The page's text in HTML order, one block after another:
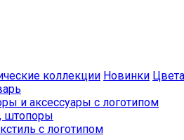
коллекции Новинки Цвета
и аксессуары с логотипом
штопоры
с логотипом